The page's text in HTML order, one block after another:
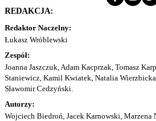
REDAKCJA:
Redaktor Naczelny:
Łukasz Wróblewski
Zespół:
Joanna Jaszczuk, Adam Kacprzak, Tomasz
Staniewicz, Kamil Kwiatek, Natalia
Sławomir Cedzyński.
Autorzy:
Wojciech Biedroń, Jacek Karnowski,